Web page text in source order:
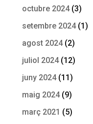
octubre 2024(3)
setembre 2024(1)
agost 2024(2)
juliol 2024(12)
juny 2024(11)
maig 2024(9)
març 2021 (5)